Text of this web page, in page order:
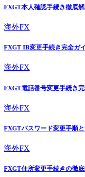
FXGT本人確認手続き徹底
海外FX
FXGT IB変更手続き完全ガ
海外FX
FXGT電話番号変更手続き
海外FX
FXGTパスワード変更手順
海外FX
FXGT住所変更手続きの徹